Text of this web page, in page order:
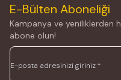
E-Bülten Aboneliği
Kampanya ve yeniliklerden
abone olun!